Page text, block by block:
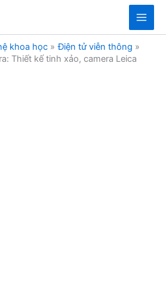
Main
khoa học
Điện tử viễn thông
Thiết kế tinh xảo, camera Leica